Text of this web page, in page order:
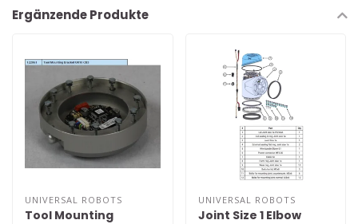
Ergänzende Produkte
UNIVERSAL ROBOTS
Tool Mounting
UNIVERSAL ROBOTS
Joint Size 1 Elbow